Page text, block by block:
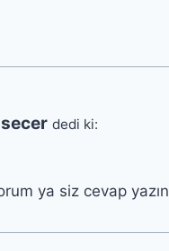
secer dedi ki:
ya siz cevap yazın